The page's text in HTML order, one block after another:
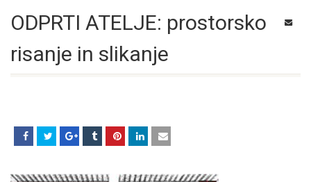
ODPRTI ATELJE: prostorsko
risanje in slikanje